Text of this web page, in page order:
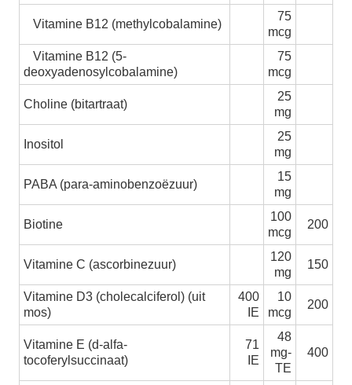
Vitamine B12 (methylcobalamine)
75
mcg
Vitamine B12 (5-
deoxyadenosylcobalamine)
75
mcg
Choline (bitartraat)
25
mg
Inositol
25
mg
PABA (para-aminobenzoëzuur)
15
mg
Biotine
100
mcg
200
Vitamine C (ascorbinezuur)
120
mg
150
Vitamine D3 (cholecalciferol) (uit
mos)
400
IE
10
mcg
200
Vitamine E (d-alfa-
tocoferylsuccinaat)
71
IE
48
mg-
TE
400